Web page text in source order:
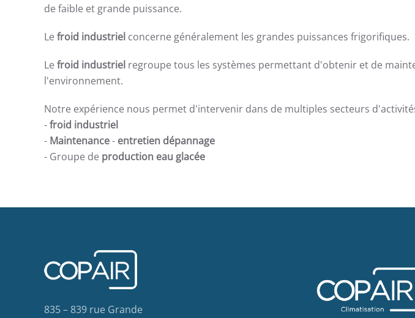
de faible et grande puissance.
Le froid industriel concerne généralement les grandes puissances frigorifiques.
Le froid industriel regroupe tous les systèmes permettant d'obtenir et de
l'environnement.
Notre expérience nous permet d'intervenir dans de multiples secteurs
-froid industriel
- Maintenance- entretien dépannage
- Groupe de production eau glacée
835 – 839 rue Grande